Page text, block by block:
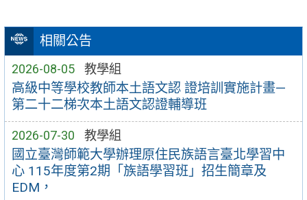
相關公告
2026-08-05 教學組
高級中等學校教師本土語文認 證培訓實施計畫—
第二十二梯次本土語文認證輔導班
2026-07-30 教學組
國立臺灣師範大學辦理原住民族語言臺北學習中
心 115年度第2期「族語學習班」招生簡章及
EDM，